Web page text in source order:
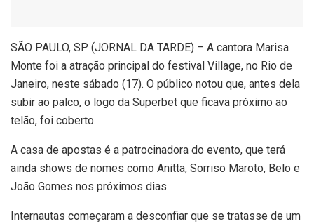
SÃO PAULO, SP (JORNAL DA TARDE) – A cantora Marisa
Monte foi a atração principal do festival Village, no Rio de
Janeiro, neste sábado (17). O público notou que, antes dela
subir ao palco, o logo da Superbet que ficava próximo ao
telão, foi coberto.
A casa de apostas é a patrocinadora do evento, que terá
ainda shows de nomes como Anitta, Sorriso Maroto, Belo e
João Gomes nos próximos dias.
Internautas começaram a desconfiar que se tratasse de um